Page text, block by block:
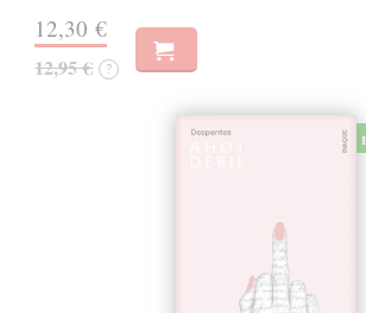
12,30 €
12,95 € ?